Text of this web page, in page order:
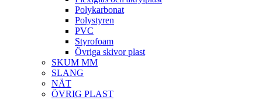
Polykarbonat
Polystyren
PVC
Styrofoam
Övriga skivor plast
SKUM MM
SLANG
NÄT
ÖVRIG PLAST